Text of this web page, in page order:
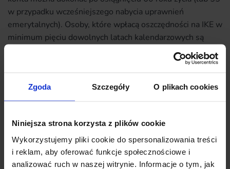
Zgoda Szczegóły O plikach cookies
Niniejsza strona korzysta z plików cookie
Wykorzystujemy pliki cookie do spersonalizowania treści
i reklam, aby oferować funkcje społecznościowe i
analizować ruch w naszej witrynie. Informacje o tym, jak
w przypadku wcześniejszego nabycia uprawnień
emerytalnych). Osoby, które wpłacą oszczędności na IKE w
minimum pięciu dowolnych latach kalendarzowych są
zwolnione z podatku od dochodów kapitałowych.
konta oszczędnościowego, rachunku maklerskiego. IKE
zł.
Czym jest Indywidualne Konto
Zabezpieczenia Emerytalnego?